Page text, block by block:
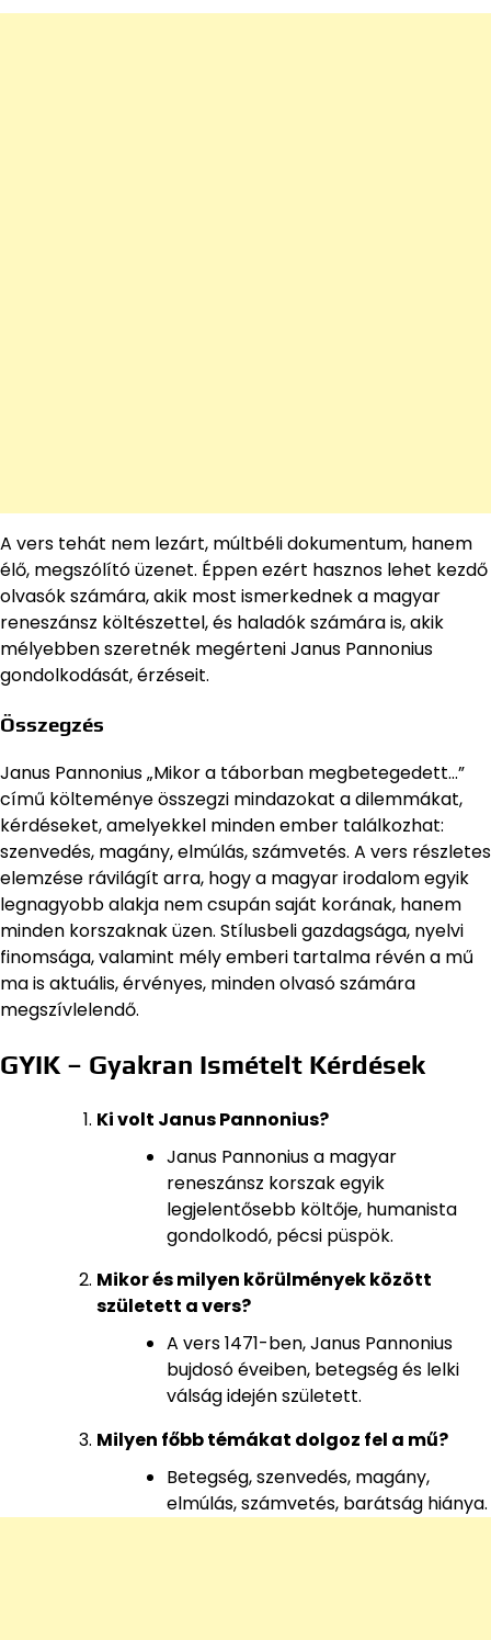
A vers tehát nem lezárt, múltbéli dokumentum, hanem
élő, megszólító üzenet. Éppen ezért hasznos lehet kezdő
olvasók számára, akik most ismerkednek a magyar
reneszánsz költészettel, és haladók számára is, akik
mélyebben szeretnék megérteni Janus Pannonius
gondolkodását, érzéseit.
Összegzés
Janus Pannonius „Mikor a táborban megbetegedett…”
című költeménye összegzi mindazokat a dilemmákat,
kérdéseket, amelyekkel minden ember találkozhat:
szenvedés, magány, elmúlás, számvetés. A vers részletes
elemzése rávilágít arra, hogy a magyar irodalom egyik
legnagyobb alakja nem csupán saját korának, hanem
minden korszaknak üzen. Stílusbeli gazdagsága, nyelvi
finomsága, valamint mély emberi tartalma révén a mű
ma is aktuális, érvényes, minden olvasó számára
megszívlelendő.
GYIK – Gyakran Ismételt Kérdések
Ki volt Janus Pannonius?
Janus Pannonius a magyar
reneszánsz korszak egyik
legjelentősebb költője, humanista
gondolkodó, pécsi püspök.
Mikor és milyen körülmények között
született a vers?
A vers 1471-ben, Janus Pannonius
bujdosó éveiben, betegség és lelki
válság idején született.
Milyen főbb témákat dolgoz fel a mű?
Betegség, szenvedés, magány,
elmúlás, számvetés, barátság hiánya.